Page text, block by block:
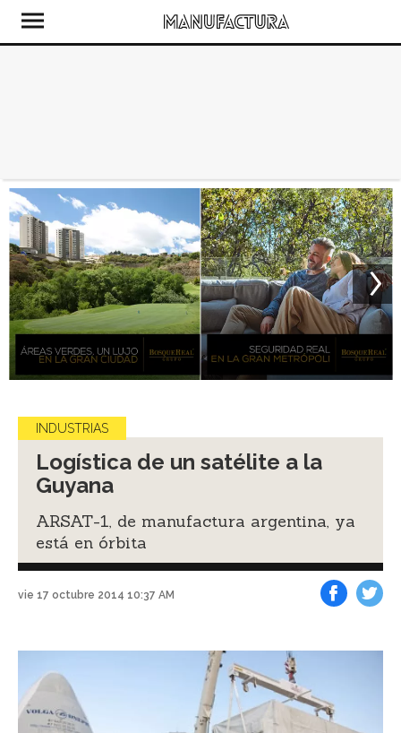
INDUSTRIAS
Logística de un satélite a la
Guyana
ARSAT-1, de manufactura argentina, ya
está en órbita
vie 17 octubre 2014 10:37 AM